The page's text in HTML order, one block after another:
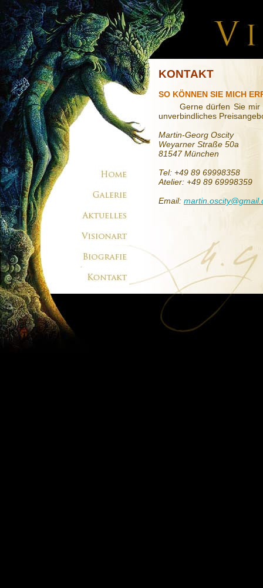
KONTAKT
SO KÖNNEN SIE MICH
Gerne dürfen Sie
unverbindliches
Martin-Georg Oscity
Weyarner Straße 50a
81547 München
Tel: +49 89 69998358
Atelier: +49 89 69998359
Email: